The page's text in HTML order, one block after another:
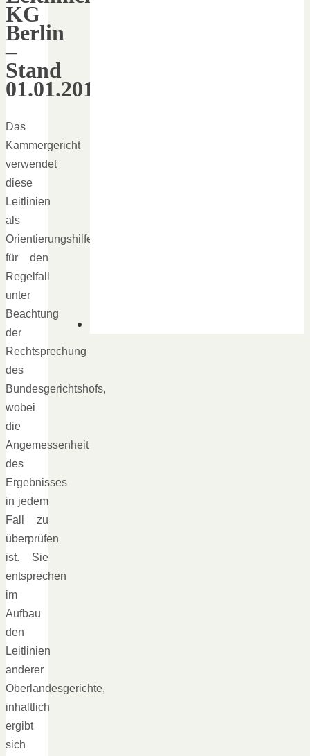
KG
Berlin
–
Stand
01.01.2015
Das
Kammergericht
verwendet
diese
Leitlinien
als
Orientierungshilfe
für den
Regelfall
unter
Beachtung
der
Rechtsprechung
des
Bundesgerichtshofs,
wobei
die
Angemessenheit
des
Ergebnisses
in jedem
Fall zu
überprüfen
ist. Sie
entsprechen
im
Aufbau
den
Leitlinien
anderer
Oberlandesgerichte,
inhaltlich
ergibt
sich